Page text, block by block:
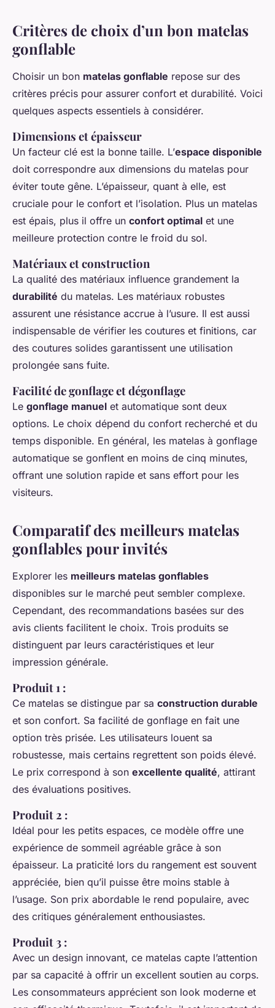
Critères de choix d’un bon matelas
gonflable
Choisir un bon matelas gonflable repose sur des
critères précis pour assurer confort et durabilité. Voici
quelques aspects essentiels à considérer.
Dimensions et épaisseur
Un facteur clé est la bonne taille. L’espace disponible
doit correspondre aux dimensions du matelas pour
éviter toute gêne. L’épaisseur, quant à elle, est
cruciale pour le confort et l’isolation. Plus un matelas
est épais, plus il offre un confort optimal et une
meilleure protection contre le froid du sol.
Matériaux et construction
La qualité des matériaux influence grandement la
durabilité du matelas. Les matériaux robustes
assurent une résistance accrue à l’usure. Il est aussi
indispensable de vérifier les coutures et finitions, car
des coutures solides garantissent une utilisation
prolongée sans fuite.
Facilité de gonflage et dégonflage
Le gonflage manuel et automatique sont deux
options. Le choix dépend du confort recherché et du
temps disponible. En général, les matelas à gonflage
automatique se gonflent en moins de cinq minutes,
offrant une solution rapide et sans effort pour les
visiteurs.
Comparatif des meilleurs matelas
gonflables pour invités
Explorer les meilleurs matelas gonflables
disponibles sur le marché peut sembler complexe.
Cependant, des recommandations basées sur des
avis clients facilitent le choix. Trois produits se
distinguent par leurs caractéristiques et leur
impression générale.
Produit 1 :
Ce matelas se distingue par sa construction durable
et son confort. Sa facilité de gonflage en fait une
option très prisée. Les utilisateurs louent sa
robustesse, mais certains regrettent son poids élevé.
Le prix correspond à son excellente qualité, attirant
des évaluations positives.
Produit 2 :
Idéal pour les petits espaces, ce modèle offre une
expérience de sommeil agréable grâce à son
épaisseur. La praticité lors du rangement est souvent
appréciée, bien qu’il puisse être moins stable à
l’usage. Son prix abordable le rend populaire, avec
des critiques généralement enthousiastes.
Produit 3 :
Avec un design innovant, ce matelas capte l’attention
par sa capacité à offrir un excellent soutien au corps.
Les consommateurs apprécient son look moderne et